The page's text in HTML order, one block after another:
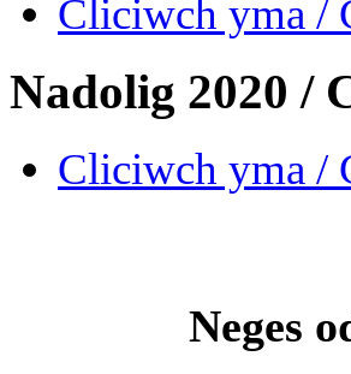
Cliciwch yma /
Nadolig 2020 /
Cliciwch yma /
Neges